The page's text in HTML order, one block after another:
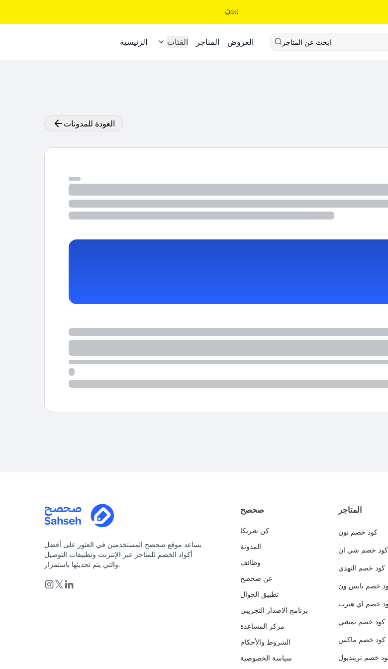
الرئيسية الفئات المتاجر العروض ابحث عن المتاجر
العودة للمدونات
يساعد موقع صحصح المستخدمين في العثور على أفضل
أكواد الخصم للمتاجر عبر الإنترنت وتطبيقات التوصيل
والتي يتم تحديثها باستمرار.
صحصح
كن شريكا
المدونة
وظائف
عن صحصح
تطبيق الجوال
برنامج الاصدار التجريبي
مركز المساعدة
الشروط والأحكام
سياسة الخصوصية
المتاجر
كود خصم نون
كود خصم شي ان
كود خصم النهدي
خصم نايس ون
خصم اي هيرب
كود خصم نمشي
كود خصم ماكس
خصم ترينديول